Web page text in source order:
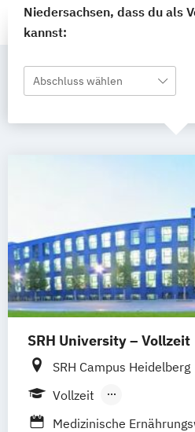
Niedersachsen, dass du als
kannst:
Abschluss wählen
SRH University – Vollzeit
SRH Campus Heidelberg
SRH Campus Berlin
Vollzeit
Berufsbegleitendes
Medizinische